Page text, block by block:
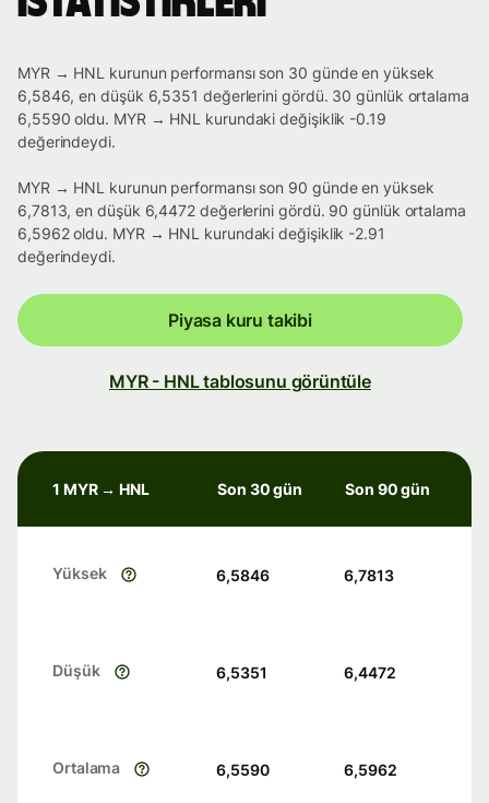
MYR → HNL kurunun performansı son 30 günde en yüksek
6,5846, en düşük 6,5351 değerlerini gördü. 30 günlük ortalama
6,5590 oldu. MYR → HNL kurundaki değişiklik -0.19
değerindeydi.
MYR → HNL kurunun performansı son 90 günde en yüksek
6,7813, en düşük 6,4472 değerlerini gördü. 90 günlük ortalama
6,5962 oldu. MYR → HNL kurundaki değişiklik -2.91
değerindeydi.
Piyasa kuru takibi
MYR - HNL tablosunu görüntüle
1 MYR → HNL Son 30 gün Son 90 gün
Yüksek 6,5846 6,7813
Düşük 6,5351 6,4472
Ortalama 6,5590 6,5962